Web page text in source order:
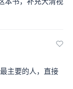
主要的人，直接